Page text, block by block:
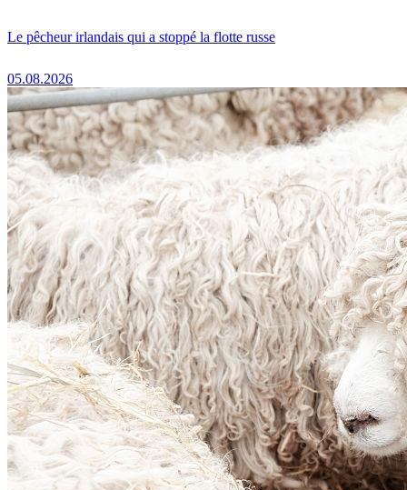
Le pêcheur irlandais qui a stoppé la flotte russe
05.08.2026